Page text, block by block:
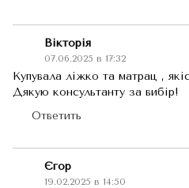
Вікторія
07.06.2025 в 17:32
Купувала ліжко та матрац ,
Дякую консультанту за вибір!
Ответить
Єгор
19.02.2025 в 14:50